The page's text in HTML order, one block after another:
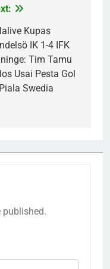
Kupas
IK 1-4 IFK
Tim Tamu
Usai Pesta Gol
Swedia
published.